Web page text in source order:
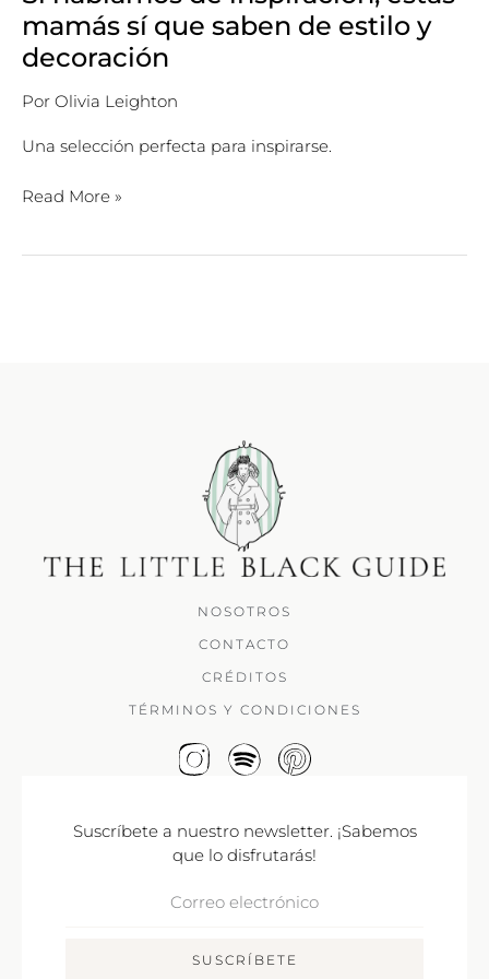
mamás sí que saben de estilo y
decoración
Por Olivia Leighton
Una selección perfecta para inspirarse.
Read More »
NOSOTROS
CONTACTO
CRÉDITOS
TÉRMINOS Y CONDICIONES
Suscríbete a nuestro newsletter. ¡Sabemos
que lo disfrutarás!
SUSCRÍBETE